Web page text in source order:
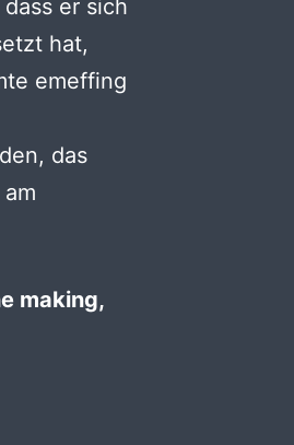
er sich
hat,
emeffing
das
making,